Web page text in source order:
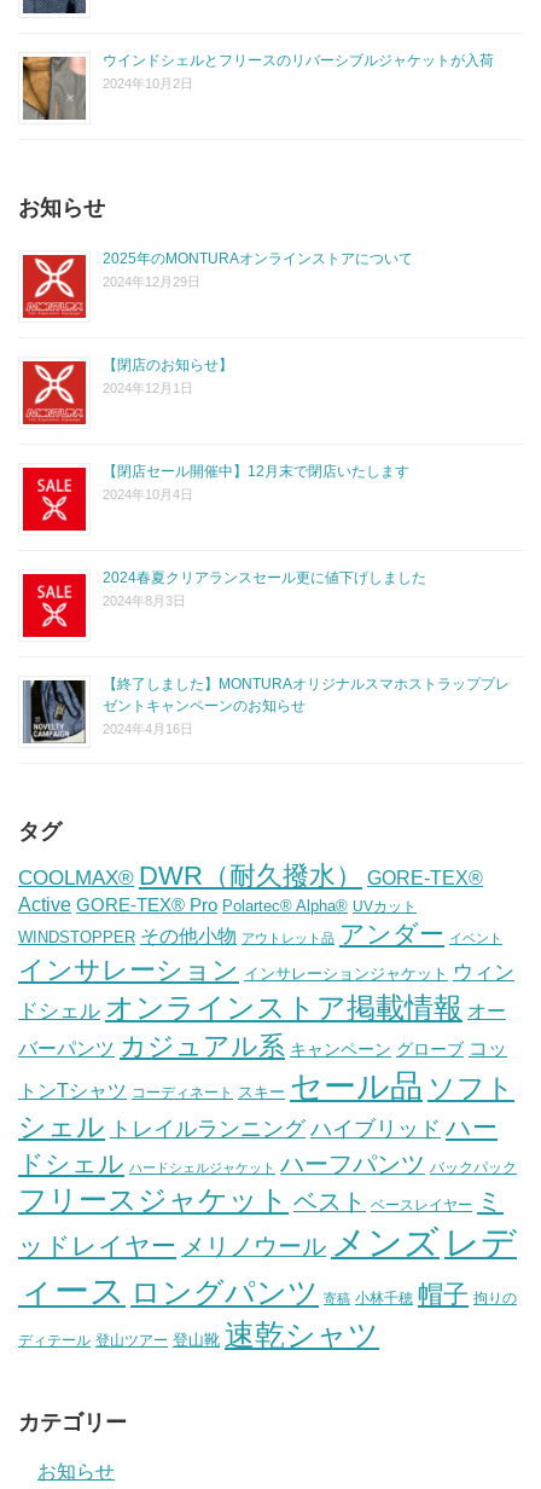
ウインドシェルとフリースのリバーシブルジャケットが入荷
2024年10月2日
お知らせ
2025年のMONTURAオンラインストアについて
2024年12月29日
【閉店のお知らせ】
2024年12月1日
【閉店セール開催中】12月末で閉店いたします
2024年10月4日
2024春夏クリアランスセール更に値下げしました
2024年8月3日
【終了しました】MONTURAオリジナルスマホストラッププレ
ゼントキャンペーンのお知らせ
2024年4月16日
タグ
COOLMAX® DWR（耐久撥水）
GORE-TEX®
Active GORE-TEX® Pro Polartec® Alpha® UVカット
WINDSTOPPER その他小物 アウトレット品 アンダー イベント
インサレーション インサレーションジャケット ウィン
ドシェル オンラインストア掲載情報 オー
バーパンツ カジュアル系 キャンペーン グローブ コッ
トンTシャツ コーディネート スキー セール品 ソフト
シェル トレイルランニング ハイブリッド ハー
ドシェル ハードシェルジャケット ハーフパンツ バックパック
フリースジャケット ベスト ベースレイヤー
ミ
ッドレイヤー メリノウール メンズ レデ
ィース ロングパンツ 寄稿 小林千穂 帽子 拘りの
ディテール 登山ツアー 登山靴 速乾シャツ
カテゴリー
お知らせ